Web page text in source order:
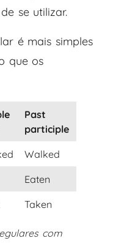
se utilizar.
é mais simples
que os
Past
participle
Walked
Eaten
Taken
com